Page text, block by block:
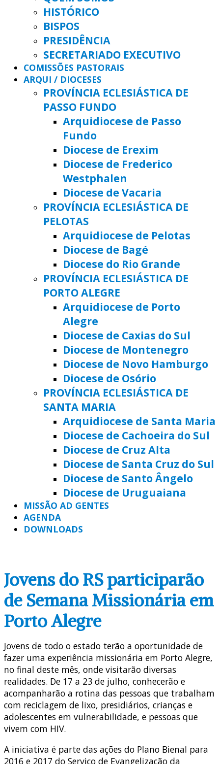
HISTÓRICO
BISPOS
PRESIDÊNCIA
SECRETARIADO EXECUTIVO
COMISSÕES PASTORAIS
ARQUI / DIOCESES
PROVÍNCIA ECLESIÁSTICA DE
PASSO FUNDO
Arquidiocese de Passo
Fundo
Diocese de Erexim
Diocese de Frederico
Westphalen
Diocese de Vacaria
PROVÍNCIA ECLESIÁSTICA DE
PELOTAS
Arquidiocese de Pelotas
Diocese de Bagé
Diocese do Rio Grande
PROVÍNCIA ECLESIÁSTICA DE
PORTO ALEGRE
Arquidiocese de Porto
Alegre
Diocese de Caxias do Sul
Diocese de Montenegro
Diocese de Novo Hamburgo
Diocese de Osório
PROVÍNCIA ECLESIÁSTICA DE
SANTA MARIA
Arquidiocese de Santa Maria
Diocese de Cachoeira do Sul
Diocese de Cruz Alta
Diocese de Santa Cruz do Sul
Diocese de Santo Ângelo
Diocese de Uruguaiana
MISSÃO AD GENTES
AGENDA
DOWNLOADS
Jovens do RS participarão
de Semana Missionária em
Porto Alegre
Jovens de todo o estado terão a oportunidade de
fazer uma experiência missionária em Porto Alegre,
no final deste mês, onde visitarão diversas
realidades. De 17 a 23 de julho, conhecerão e
acompanharão a rotina das pessoas que trabalham
com reciclagem de lixo, presidiários, crianças e
adolescentes em vulnerabilidade, e pessoas que
vivem com HIV.
A iniciativa é parte das ações do Plano Bienal para
2016 e 2017 do Serviço de Evangelização da